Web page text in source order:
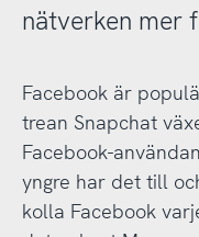
nätverken mer
Facebook är
trean Snapchat
Facebook-
yngre har det till
kolla Facebook